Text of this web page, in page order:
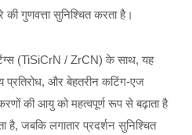
गुणवत्ता सुनिश्चित करता है।
(TiSiCrN / ZrCN) के साथ, यह
प्रतिरोध, और बेहतरीन कटिंग-एज
की आयु को महत्वपूर्ण रूप से बढ़ाता है
जबकि लगातार प्रदर्शन सुनिश्चित